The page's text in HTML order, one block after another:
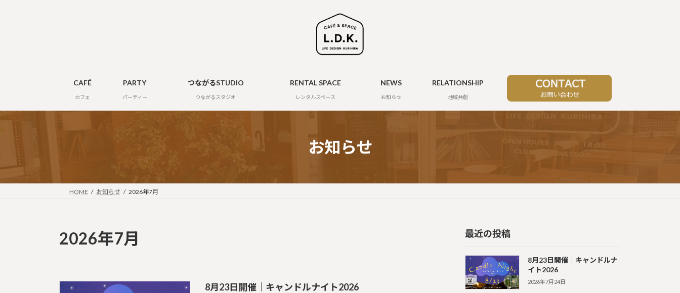
CAFÉ
カフェ
PARTY
パーティー
つながるSTUDIO
つながるスタジオ
RENTAL SPACE
レンタルスペース
NEWS
お知らせ
RELATIONSHIP
地域共創
お知らせ
HOME お知らせ 2026年7月
2026年7月
8月23日開催｜キャンドルナイト2026
最近の投稿
8月23日開催｜キャンドルナ
イト2026
2026年7月24日